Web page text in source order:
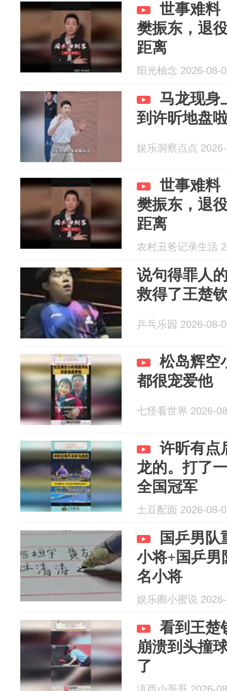
世事难料
樊振东，退
距离
阳光柚念 2026-08-
马龙现身
到许昕地盘
娱乐洞察点点
世事难料
樊振东，退
距离
农村丑爸记录生活
说句得罪人
救得了王楚
乒乓乐园 2026-08-
松岛辉空
都很宠爱他
七怪看世界 2026-
许昕有点
龙的。打了
全国冠军
土豆配面 2026-08-
国乒男队
小将+国乒男
名小将
娱乐圈小蜜说
看到王楚
崩溃到头撞
了